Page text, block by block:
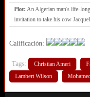
Plot: An Algerian man's life-
invitation to take his cow
Calificación:
Tags: Christian Ameri
Lambert Wilson